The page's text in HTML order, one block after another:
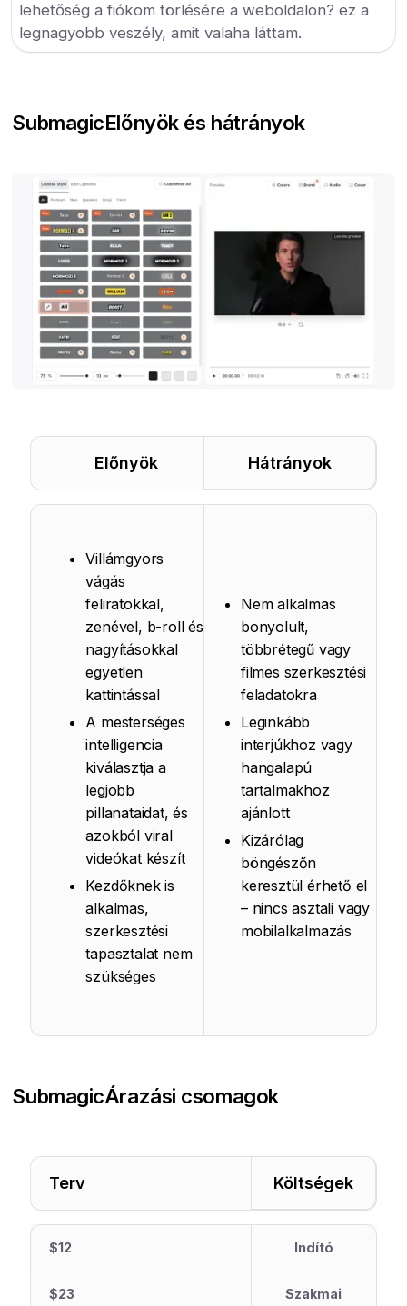
lehetőség a fiókom törlésére a weboldalon? ez a
legnagyobb veszély, amit valaha láttam.
SubmagicElőnyök és hátrányok
Előnyök Hátrányok
Villámgyors
vágás
feliratokkal,
zenével, b-roll és
nagyításokkal
egyetlen
kattintással
A mesterséges
intelligencia
kiválasztja a
legjobb
pillanataidat, és
azokból viral
videókat készít
Kezdőknek is
alkalmas,
szerkesztési
tapasztalat nem
szükséges
Nem alkalmas
bonyolult,
többrétegű vagy
filmes szerkesztési
feladatokra
Leginkább
interjúkhoz vagy
hangalapú
tartalmakhoz
ajánlott
Kizárólag
böngészőn
keresztül érhető el
– nincs asztali vagy
mobilalkalmazás
SubmagicÁrazási csomagok
Terv Költségek
$12 Indító
$23 Szakmai